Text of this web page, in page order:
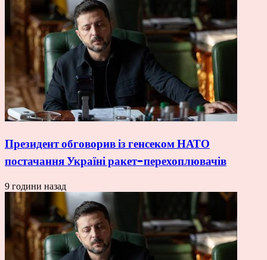
Президент обговорив із генсеком НАТО
постачання Україні ракет-перехоплювачів
9 години назад